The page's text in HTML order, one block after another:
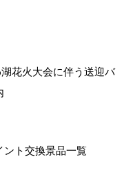
花火大会に伴う送迎バ
ント交換景品一覧